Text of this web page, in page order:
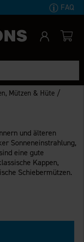
FAQ
Mützen & Hüte /
und älteren
Sonneneinstrahlung,
eine gute
Kappen,
Schiebermützen.